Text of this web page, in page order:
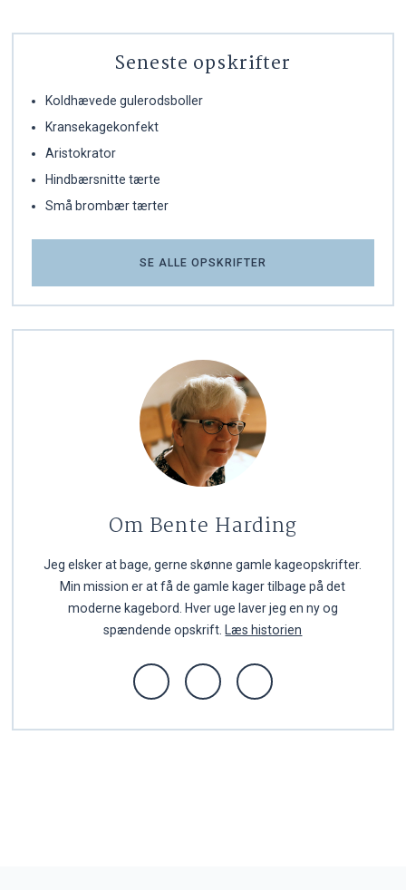
Seneste opskrifter
Koldhævede gulerodsboller
Kransekagekonfekt
Aristokrator
Hindbærsnitte tærte
Små brombær tærter
SE ALLE OPSKRIFTER
Om Bente Harding
Jeg elsker at bage, gerne skønne gamle kageopskrifter.
Min mission er at få de gamle kager tilbage på det
moderne kagebord. Hver uge laver jeg en ny og
spændende opskrift. Læs historien